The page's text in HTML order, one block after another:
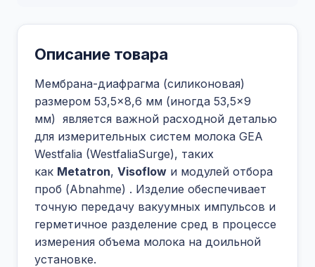
Описание товара
Мембрана-диафрагма (силиконовая)
размером 53,5×8,6 мм (иногда 53,5×9
мм) является важной расходной деталью
для измерительных систем молока GEA
Westfalia (WestfaliaSurge), таких
как Metatron, Visoflow и модулей отбора
проб (Abnahme) . Изделие обеспечивает
точную передачу вакуумных импульсов и
герметичное разделение сред в процессе
измерения объема молока на доильной
установке.